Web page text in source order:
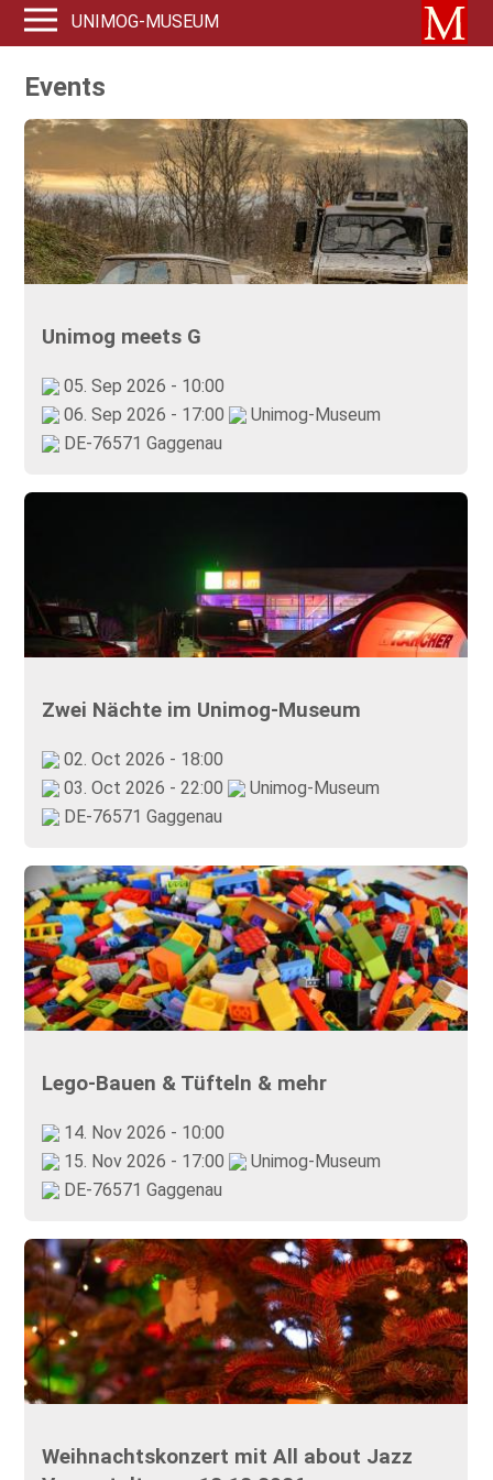
UNIMOG-MUSEUM
Events
Unimog meets G
05. Sep 2026 - 10:00
06. Sep 2026 - 17:00
Unimog-Museum
DE-76571 Gaggenau
Zwei Nächte im Unimog-Museum
02. Oct 2026 - 18:00
03. Oct 2026 - 22:00
Unimog-Museum
DE-76571 Gaggenau
Lego-Bauen & Tüfteln & mehr
14. Nov 2026 - 10:00
15. Nov 2026 - 17:00
Unimog-Museum
DE-76571 Gaggenau
Weihnachtskonzert mit All about Jazz